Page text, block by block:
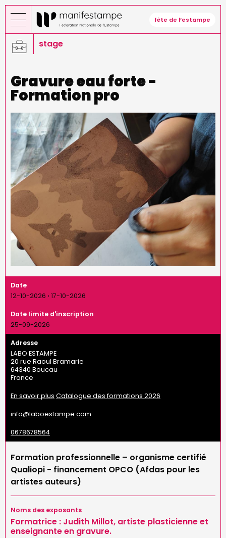
Aller
au
contenu
principal
fête de l’estampe
stage
Gravure eau forte -
Formation pro
Formation professionnelle – organisme certifié
Qualiopi - financement OPCO (Afdas pour les
artistes auteurs)
Noms des exposants
Formatrice : Judith Millot, artiste plasticienne et
enseignante en gravure.
Date
12-10-2026 › 17-10-2026
Date limite d'inscription
25-09-2026
Adresse
LABO ESTAMPE
20 rue Raoul Bramarie
64340 Boucau
France
En savoir plus Catalogue des formations 2026
info@laboestampe.com
0678678564